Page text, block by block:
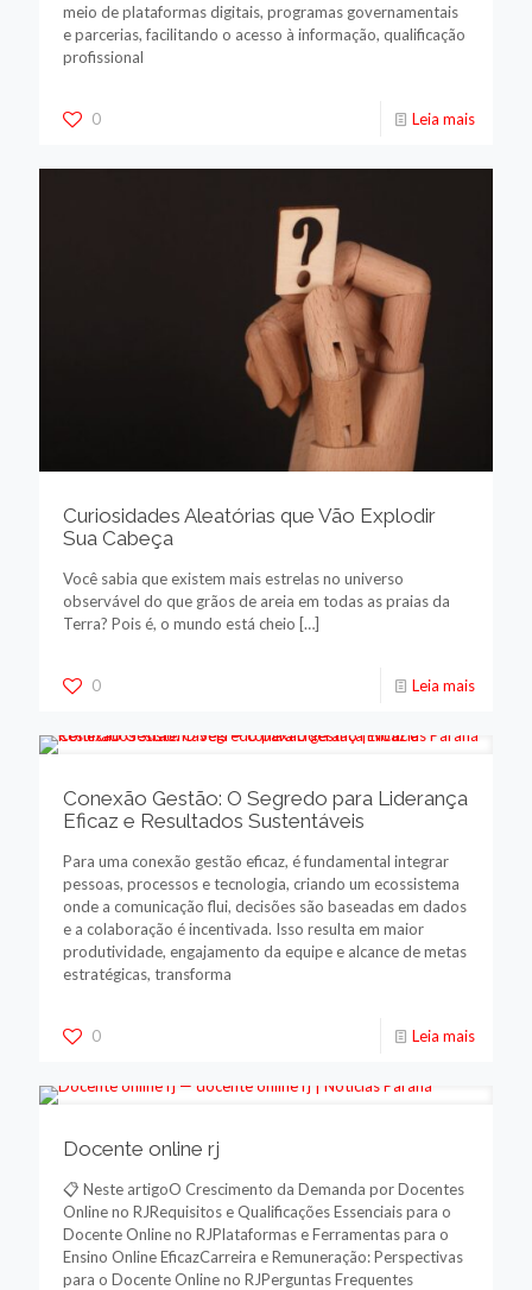
meio de plataformas digitais, programas governamentais
e parcerias, facilitando o acesso à informação, qualificação
profissional
0 Leia mais
Curiosidades Aleatórias que Vão Explodir
Sua Cabeça
Você sabia que existem mais estrelas no universo
observável do que grãos de areia em todas as praias da
Terra? Pois é, o mundo está cheio […]
0 Leia mais
Conexão Gestão: O Segredo para Liderança
Eficaz e Resultados Sustentáveis
Para uma conexão gestão eficaz, é fundamental integrar
pessoas, processos e tecnologia, criando um ecossistema
onde a comunicação flui, decisões são baseadas em dados
e a colaboração é incentivada. Isso resulta em maior
produtividade, engajamento da equipe e alcance de metas
estratégicas, transforma
0 Leia mais
Docente online rj
📋 Neste artigoO Crescimento da Demanda por Docentes
Online no RJRequisitos e Qualificações Essenciais para o
Docente Online no RJPlataformas e Ferramentas para o
Ensino Online EficazCarreira e Remuneração: Perspectivas
para o Docente Online no RJPerguntas Frequentes